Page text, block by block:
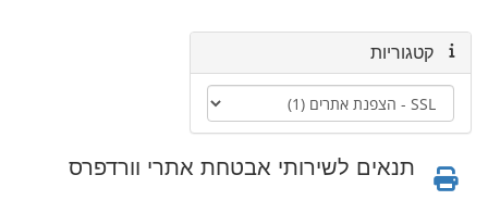
קטגוריות
תנאים לשירותי אבטחת אתרי וורדפרס